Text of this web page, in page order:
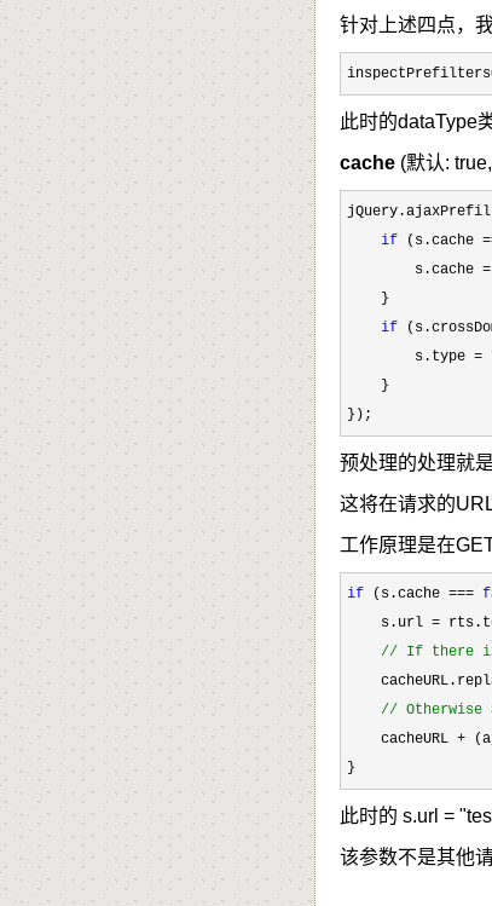
针对上述四点，
此时的dataType
cache (默认:
if (s.cache
        s.cache
=
    }
if
        s.type
=
    }
});
预处理的处理就
这将在请求的
工作原理是在
if (s.cache ===
    s.url
=
// If there
// Otherwise
cacheURL +
}
此时的 s.url =
该参数不是其他